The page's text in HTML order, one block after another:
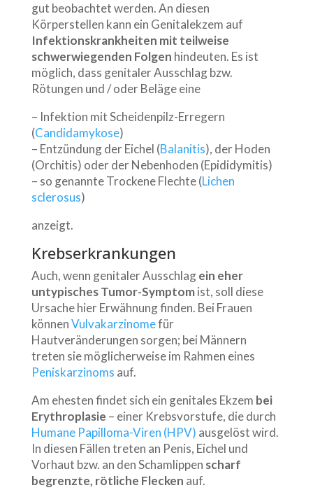
gut beobachtet werden. An diesen
Körperstellen kann ein Genitalekzem auf
Infektionskrankheiten mit teilweise
schwerwiegenden Folgen hindeuten. Es ist
möglich, dass genitaler Ausschlag bzw.
Rötungen und / oder Beläge eine
– Infektion mit Scheidenpilz-Erregern
(Candidamykose)
– Entzündung der Eichel (Balanitis), der Hoden
(Orchitis) oder der Nebenhoden (Epididymitis)
– so genannte Trockene Flechte (Lichen
sclerosus)
anzeigt.
Krebserkrankungen
Auch, wenn genitaler Ausschlagein eher
untypisches Tumor-Symptomist, soll diese
Ursache hier Erwähnung finden. Bei Frauen
könnenVulvakarzinomefür
Hautveränderungen sorgen; bei Männern
treten sie möglicherweise im Rahmen eines
Peniskarzinoms auf.
Am ehesten findet sich ein genitales Ekzem bei
Erythroplasie – einer Krebsvorstufe, die durch
Humane Papilloma-Viren (HPV) ausgelöst wird.
In diesen Fällen treten an Penis, Eichel und
Vorhaut bzw. an den Schamlippen scharf
begrenzte, rötliche Flecken auf.